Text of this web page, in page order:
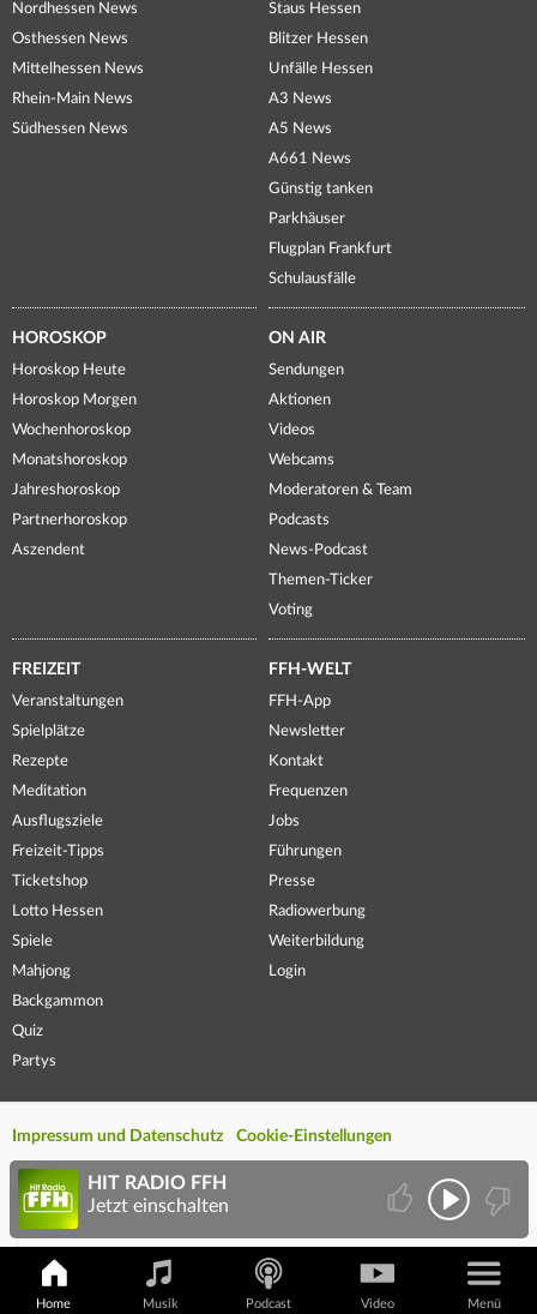
Nordhessen News
Osthessen News
Mittelhessen News
Rhein-Main News
Südhessen News
Staus Hessen
Blitzer Hessen
Unfälle Hessen
A3 News
A5 News
A661 News
Günstig tanken
Parkhäuser
Flugplan Frankfurt
Schulausfälle
HOROSKOP
Horoskop Heute
Horoskop Morgen
Wochenhoroskop
Monatshoroskop
Jahreshoroskop
Partnerhoroskop
Aszendent
ON AIR
Sendungen
Aktionen
Videos
Webcams
Moderatoren & Team
Podcasts
News-Podcast
Themen-Ticker
Voting
FREIZEIT
Veranstaltungen
Spielplätze
Rezepte
Meditation
Ausflugsziele
Freizeit-Tipps
Ticketshop
Lotto Hessen
Spiele
Mahjong
Backgammon
Quiz
Partys
FFH-WELT
FFH-App
Newsletter
Kontakt
Frequenzen
Jobs
Führungen
Presse
Radiowerbung
Weiterbildung
Login
Impressum und Datenschutz Cookie-Einstellungen
Home Musik Podcast Video Menü
HIT RADIO FFH
Jetzt einschalten